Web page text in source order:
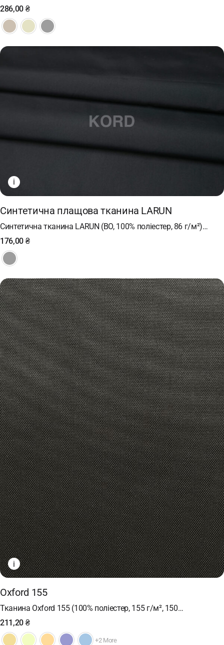
286,00 ₴
i
Cинтетична плащова тканина LARUN
Синтетична тканина LARUN (ВO, 100% поліестер, 86 г/м²)…
176,00 ₴
i
Oxford 155
Тканина Oxford 155 (100% поліестер, 155 г/м², 150…
211,20 ₴
+2 More